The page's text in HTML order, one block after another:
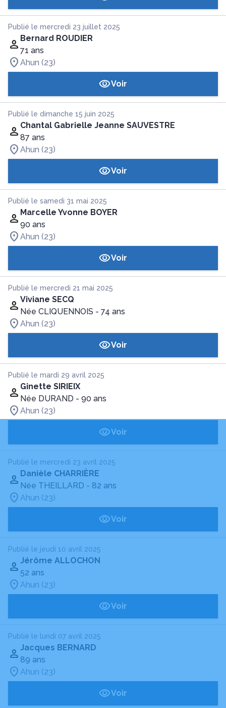
Publié le mercredi 23 juillet 2025
Bernard ROUDIER
71 ans
Ahun (23)
Voir
Publié le dimanche 15 juin 2025
Chantal Gabrielle Jeanne SAUVESTRE
87 ans
Ahun (23)
Voir
Publié le samedi 31 mai 2025
Marcelle Yvonne BOYER
90 ans
Ahun (23)
Voir
Publié le mercredi 21 mai 2025
Viviane SECQ
Née CLIQUENNOIS - 74 ans
Ahun (23)
Voir
Publié le mardi 29 avril 2025
Ginette SIRIEIX
Née DURAND - 90 ans
Ahun (23)
Voir
Publié le mercredi 23 avril 2025
Danièle CHARRIÈRE
Née THEILLARD - 82 ans
Ahun (23)
Voir
Publié le jeudi 10 avril 2025
Jérôme ALLOCHON
52 ans
Ahun (23)
Voir
Publié le lundi 07 avril 2025
Jacques BERNARD
89 ans
Ahun (23)
Voir